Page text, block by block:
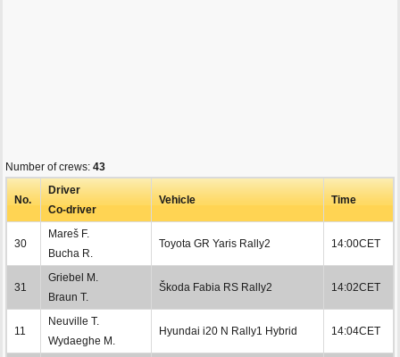
Number of crews: 43
No.
Driver
Co-driver
Vehicle Time
30
Mareš F.
Bucha R.
Toyota GR Yaris Rally2 14:00CET
31
Griebel M.
Braun T.
Škoda Fabia RS Rally2 14:02CET
11
Neuville T.
Wydaeghe M.
Hyundai i20 N Rally1 Hybrid 14:04CET